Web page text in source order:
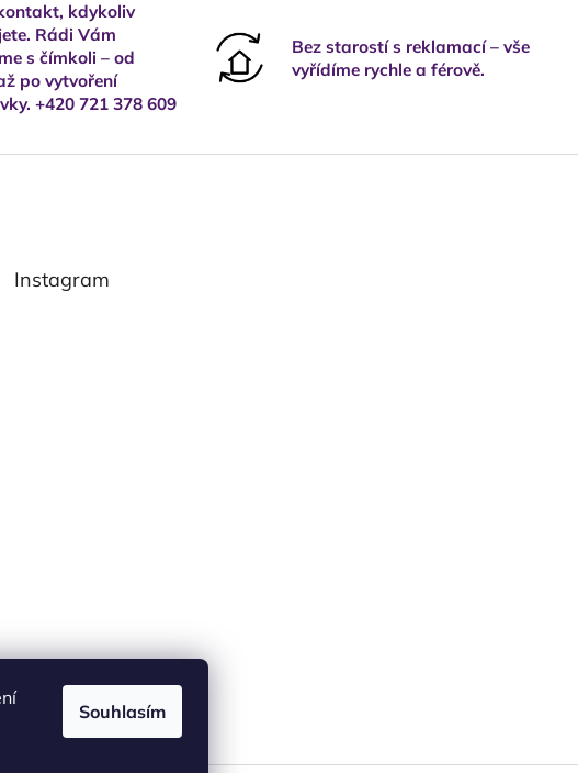
Souhlasím
kdykoliv
Rádi Vám
s čímkoli – od
po vytvoření
+420 721 378 609
Bez starostí s reklamací – vše
vyřídíme rychle a férově.
Instagram